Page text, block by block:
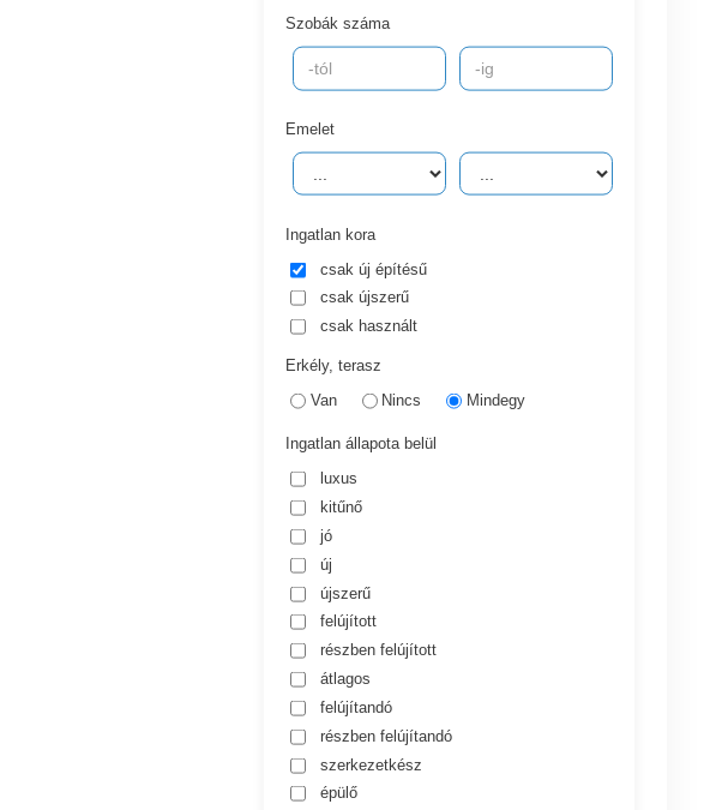
Szobák száma
Emelet
Ingatlan kora
csak új építésű
csak újszerű
csak használt
Erkély, terasz
Van
Nincs Mindegy
Ingatlan állapota belül
luxus
kitűnő
jó
új
újszerű
felújított
részben felújított
átlagos
felújítandó
részben felújítandó
szerkezetkész
épülő